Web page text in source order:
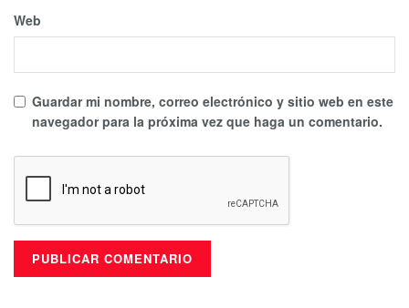
Web
Guardar mi nombre, correo electrónico y sitio web en este
navegador para la próxima vez que haga un comentario.